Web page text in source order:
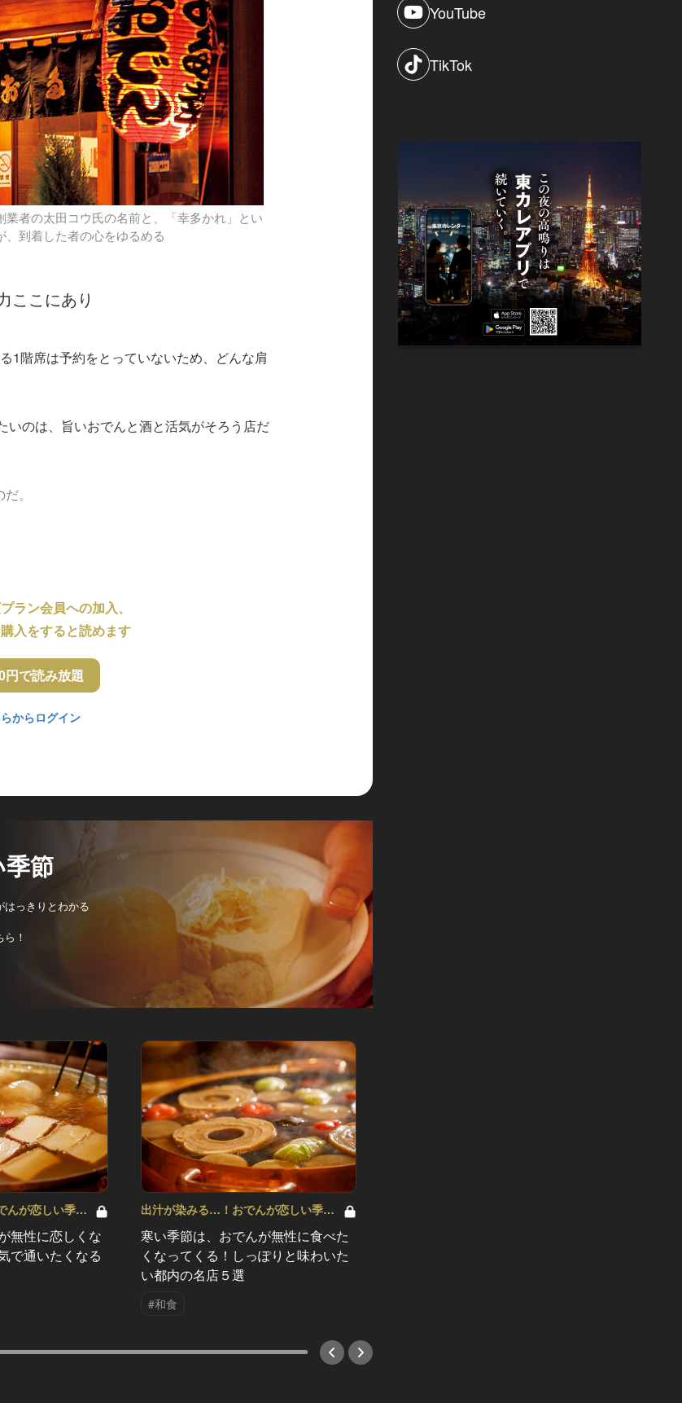
者の太田コウ氏の名前と、「幸多かれ」とい
、到着した者の心をゆるめる
ここにあり
1階席は予約をとっていないため、どんな肩
いのは、旨いおでんと酒と活気がそろう店だ
。
ラン会員への加入、
入をすると読めます
円で読み放題
からログイン
節
っきりとわかる
！
んが恋しい季節
無性に恋しくな
で通いたくなる
出汁が染みる…！おでんが恋しい季節
Vol.1
寒い季節は、おでんが無性に食べた
くなってくる！しっぽりと味わいた
い都内の名店５選
#和食
YouTube
TikTok